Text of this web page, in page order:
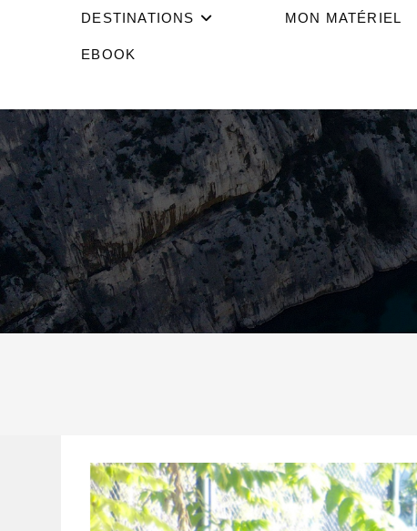
DESTINATIONS MON MATÉRIEL
EBOOK